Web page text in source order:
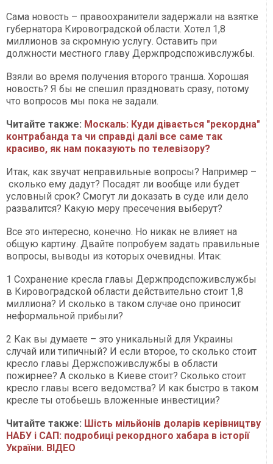
Сама новость – правоохранители задержали на взятке
губернатора Кировоградской области. Хотел 1,8
миллионов за скромную услугу. Оставить при
должности местного главу Держпродспоживслужбы.
Взяли во время получения второго транша. Хорошая
новость? Я бы не спешил праздновать сразу, потому
что вопросов мы пока не задали.
Читайте также: Москаль: Куди дівається "рекордна"
контрабанда та чи справді далі все саме так
красиво, як нам показують по телевізору?
Итак, как звучат неправильные вопросы? Например –
сколько ему дадут? Посадят ли вообще или будет
условный срок? Смогут ли доказать в суде или дело
развалится? Какую меру пресечения выберут?
Все это интересно, конечно. Но никак не влияет на
общую картину. Двайте попробуем задать правильные
вопросы, выводы из которых очевидны. Итак:
1 Сохранение кресла главы Держпродспоживслужбы
в Кировоградской области действительно стоит 1,8
миллиона? И сколько в таком случае оно приносит
неформальной прибыли?
2 Как вы думаете – это уникальный для Украины
случай или типичный? И если второе, то сколько стоит
кресло главы Держспоживслужбы в области
пожирнее? А сколько в Киеве стоит? Сколько стоит
кресло главы всего ведомства? И как быстро в таком
кресле ты отобьешь вложенные инвестиции?
Читайте также: Шість мільйонів доларів керівництву
НАБУ і САП: подробиці рекордного хабара в історії
України. ВІДЕО